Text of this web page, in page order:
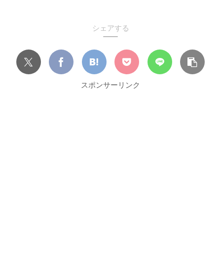
シェアする
スポンサーリンク